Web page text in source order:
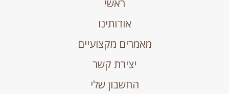
ראשי
אודותינו
מאמרים מקצועיים
יצירת קשר
החשבון שלי